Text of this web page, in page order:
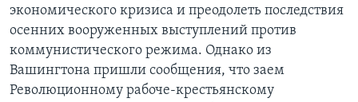
экономического кризиса и преодолеть последствия
осенних вооруженных выступлений против
коммунистического режима. Однако из
Вашингтона пришли сообщения, что заем
Революционному рабоче-крестьянскому